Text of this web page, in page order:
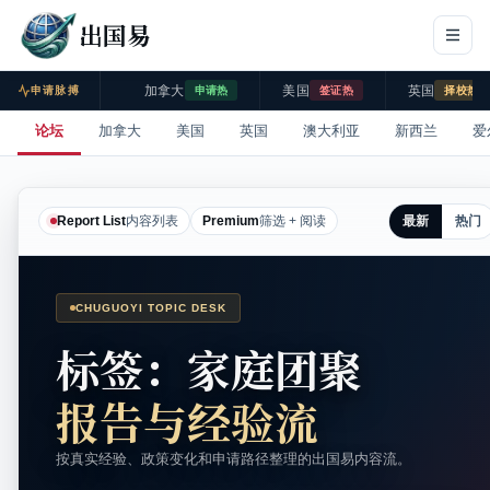
出国易
申请脉搏 加拿大 申请热 美国 签证热 英国 择校热
论坛 加拿大 美国 英国 澳大利亚 新西兰 爱
Report List内容列表 Premium筛选 + 阅读 最新 热门
CHUGUOYI TOPIC DESK
标签：家庭团聚
报告与经验流
按真实经验、政策变化和申请路径整理的出国易内容流。